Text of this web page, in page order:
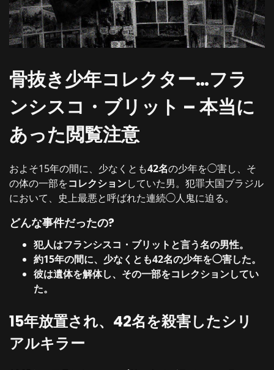
骨抜き少年コレクター…フラ
ンシスコ・ブリット – 本当に
あった閲覧注意
およそ15年の間に、少なくとも42名の少年を◯害し、そ
の体の一部をコレクションしていた男。犯罪大国ブラジル
において、史上最悪と呼ばれた連続◯人鬼に迫る。
どんな事件だったの?
犯人はフランシスコ・ブリットと言う名の男性。
約15年の間に、少なくとも42名の少年を◯害した。
彼は遺体を解体し、その一部をコレクションしてい
た。
15年放置され、42名を殺害したシリ
アルキラー